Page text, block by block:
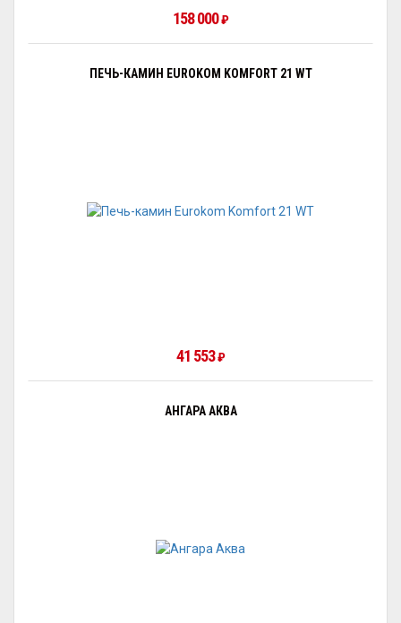
158 000₽
ПЕЧЬ-КАМИН EUROKOM KOMFORT 21 WT
41 553₽
АНГАРА АКВА